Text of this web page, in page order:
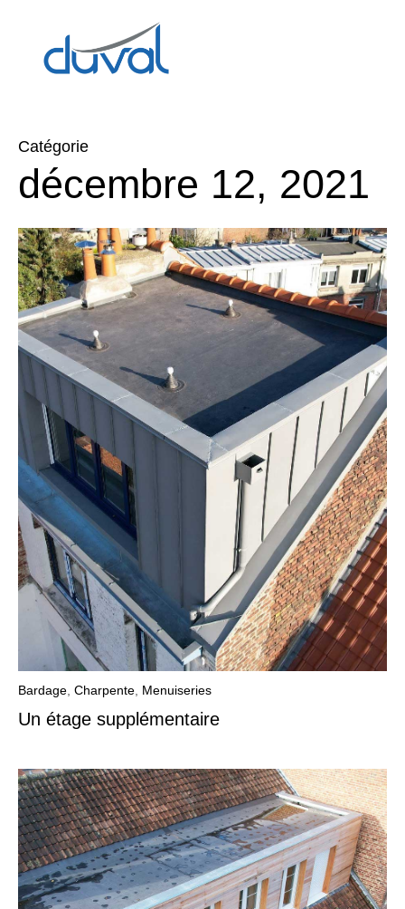
Catégorie
décembre 12, 2021
Bardage Charpente Menuiseries
Un étage supplémentaire